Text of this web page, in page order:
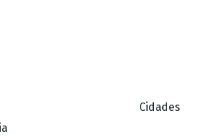
Cidades